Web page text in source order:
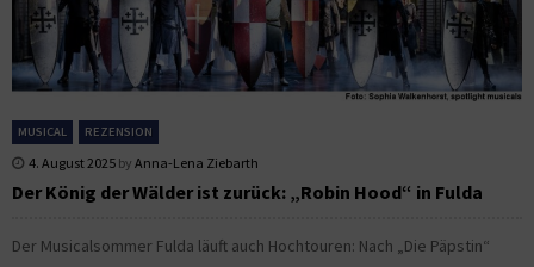
MUSICAL REZENSION
4. August 2025 by Anna-Lena Ziebarth
Der König der Wälder ist zurück: „Robin Hood“ in Fulda
Der Musicalsommer Fulda läuft auch Hochtouren: Nach „Die Päpstin“